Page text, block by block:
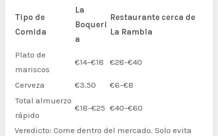
Tipo de
Comida
La
Boqueri
a
Restaurante cerca de
La Rambla
Plato de
mariscos
€14–€18 €28–€40
Cerveza €3.50
€6–€8
Total almuerzo
rápido
€18–€25 €40–€60
Veredicto: Come dentro del mercado. Solo evita